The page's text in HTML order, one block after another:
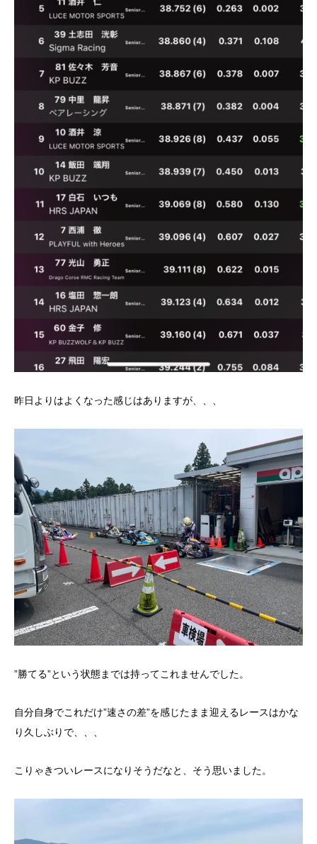
昨日よりはよくなった感じはありますが、、、
”勝てる”という状態までは持ってこれませんでした。
自分自身でこれだけ”速さの差”を感じたまま迎えるレースはかな
り久しぶりで、、、
こりゃきついレースになりそうだなと、そう思いました。